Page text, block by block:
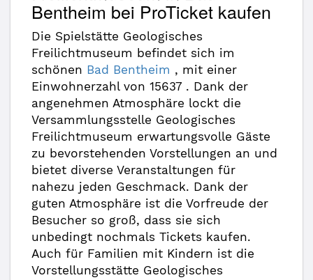
Bentheim bei ProTicket kaufen
Die Spielstätte Geologisches
Freilichtmuseum befindet sich im
schönen Bad Bentheim , mit einer
Einwohnerzahl von 15637 . Dank der
angenehmen Atmosphäre lockt die
Versammlungsstelle Geologisches
Freilichtmuseum erwartungsvolle Gäste
zu bevorstehenden Vorstellungen an und
bietet diverse Veranstaltungen für
nahezu jeden Geschmack. Dank der
guten Atmosphäre ist die Vorfreude der
Besucher so groß, dass sie sich
unbedingt nochmals Tickets kaufen.
Auch für Familien mit Kindern ist die
Vorstellungsstätte Geologisches